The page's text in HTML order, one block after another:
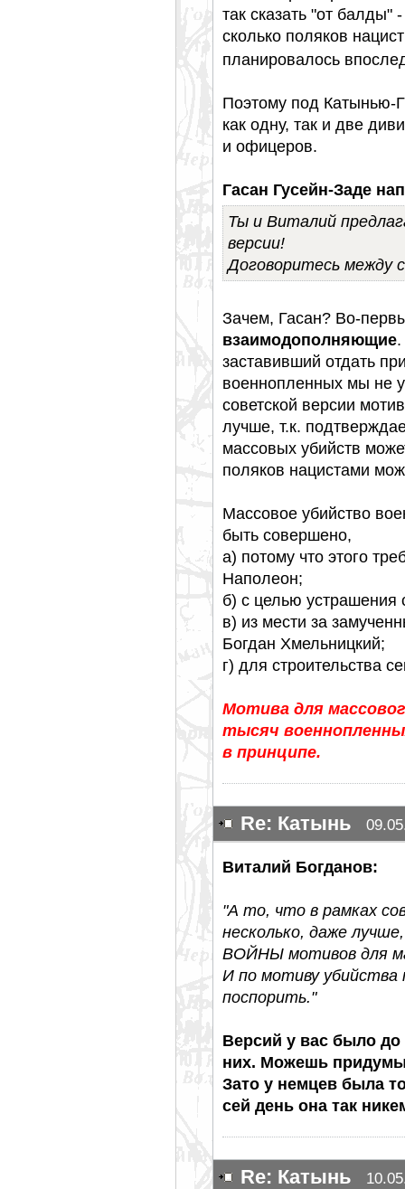
так сказать "от балды"
сколько поляков
планировалось
Поэтому под Катынью-
как одну, так и две
и офицеров.
Гасан Гусейн-Заде
Ты и Виталий
версии!
Договоритесь между
Зачем, Гасан? Во-
взаимодополняющие
заставивший отдать
военнопленных мы не
советской версии
лучше, т.к.
массовых убийств
поляков нацистами
Массовое убийство
быть совершено,
а) потому что этого
Наполеон;
б) с целью устрашения
в) из мести за
Богдан Хмельницкий;
г) для строительства
Мотива для
тысяч
в принципе.
Re: Катынь
Виталий Богданов:
"А то, что в рамках
несколько, даже
ВОЙНЫ мотивов для
И по мотиву убийства
поспорить."
Версий у вас было
них. Можешь
Зато у немцев была
сей день она так
Re: Катынь